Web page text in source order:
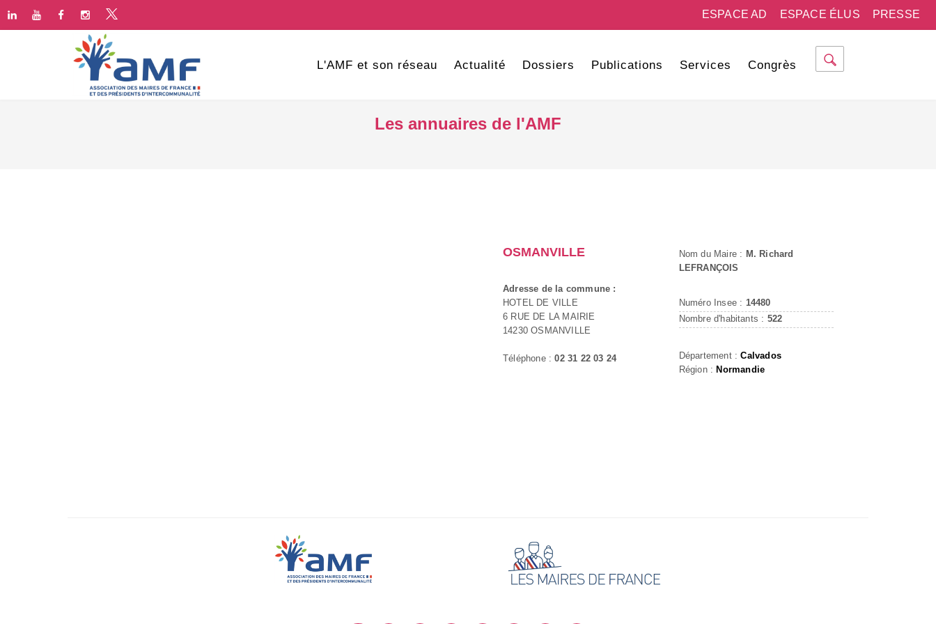
PRESSE
ESPACE ÉLUS
ESPACE AD
L'AMF et son réseau Actualité Dossiers Publications Services Congrès
Les annuaires de l'AMF
OSMANVILLE
Adresse de la commune :
HOTEL DE VILLE
6 RUE DE LA MAIRIE
14230 OSMANVILLE
Téléphone :02 31 22 03 24
Nom du Maire : M. Richard
LEFRANÇOIS
Numéro Insee : 14480
Nombre d'habitants : 522
Département :Calvados
Région : Normandie